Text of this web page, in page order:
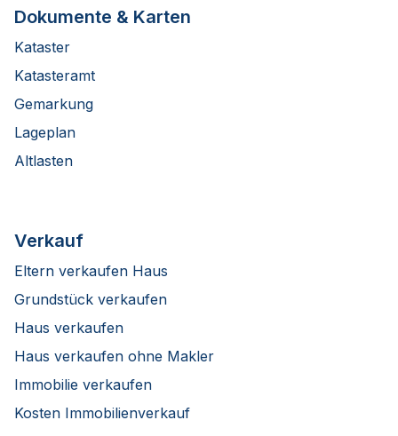
Dokumente & Karten
Kataster
Katasteramt
Gemarkung
Lageplan
Altlasten
Verkauf
Eltern verkaufen Haus
Grundstück verkaufen
Haus verkaufen
Haus verkaufen ohne Makler
Immobilie verkaufen
Kosten Immobilienverkauf